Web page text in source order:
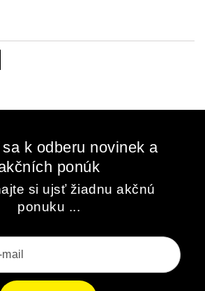
k odberu novinek a
ponúk
si ujsť žiadnu akčnú
ponuku ...